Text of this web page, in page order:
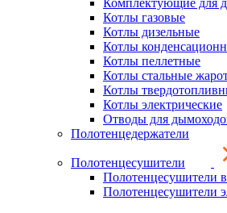
Комплектующие для
Котлы газовые
Котлы дизельные
Котлы
Котлы пеллетные
Котлы стальные
Котлы
Котлы электрические
Отводы для
Полотенцедержатели
Полотенцесушители
Полотенцесушители
Полотенцесушители